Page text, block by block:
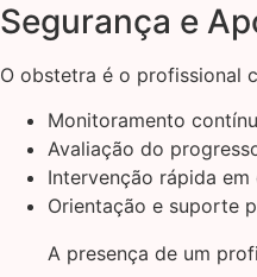
Segurança e
O obstetra é o profissional
Monitoramento
Avaliação do
Intervenção rápida
Orientação e suporte
A presença de um